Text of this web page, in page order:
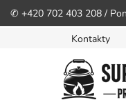
✆ +420 702 403 208 /
Kontakty